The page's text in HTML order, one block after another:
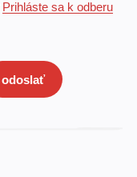
Prihláste sa k odberu
odoslať